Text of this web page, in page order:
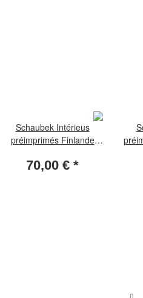
Schaubek Intérieus
préimprimés Finlande
70,00 € *